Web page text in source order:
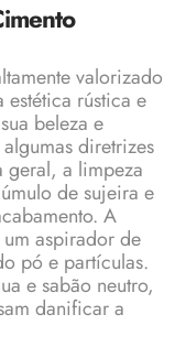
valorizado
rústica e
beleza e
diretrizes
geral, a limpeza
de sujeira e
A
aspirador de
pó e partículas.
e sabão neutro,
danificar a